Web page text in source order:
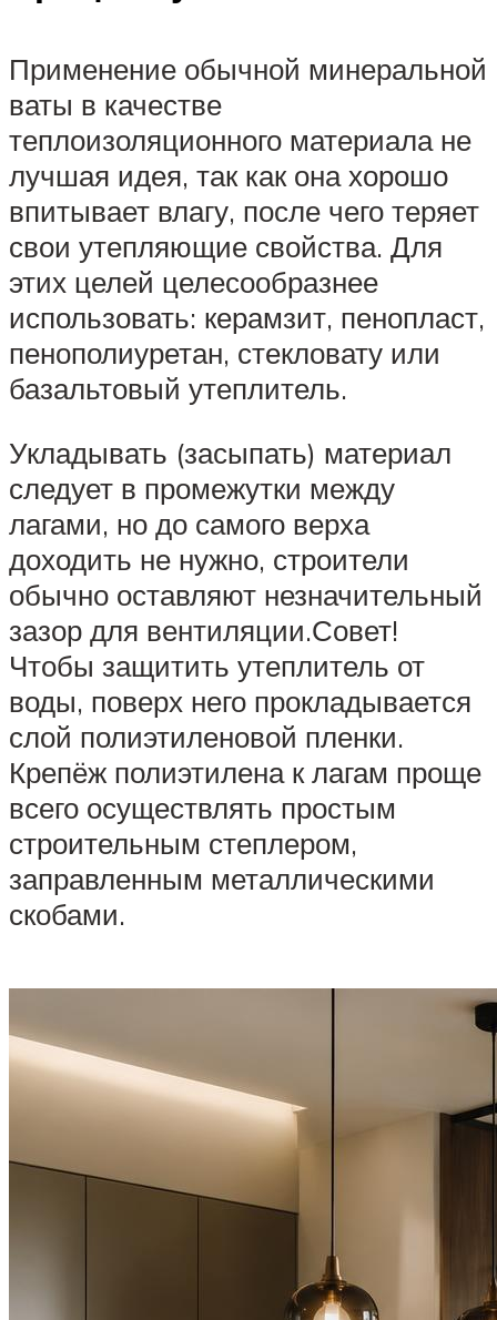
Применение обычной минеральной
ваты в качестве
теплоизоляционного материала не
лучшая идея, так как она хорошо
впитывает влагу, после чего теряет
свои утепляющие свойства. Для
этих целей целесообразнее
использовать: керамзит, пенопласт,
пенополиуретан, стекловату или
базальтовый утеплитель.
Укладывать (засыпать) материал
следует в промежутки между
лагами, но до самого верха
доходить не нужно, строители
обычно оставляют незначительный
зазор для вентиляции.Совет!
Чтобы защитить утеплитель от
воды, поверх него прокладывается
слой полиэтиленовой пленки.
Крепёж полиэтилена к лагам проще
всего осуществлять простым
строительным степлером,
заправленным металлическими
скобами.